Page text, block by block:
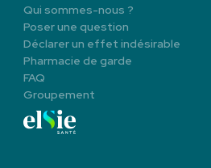
Qui sommes-nous ?
Poser une question
Déclarer un effet indésirable
Pharmacie de garde
FAQ
Groupement